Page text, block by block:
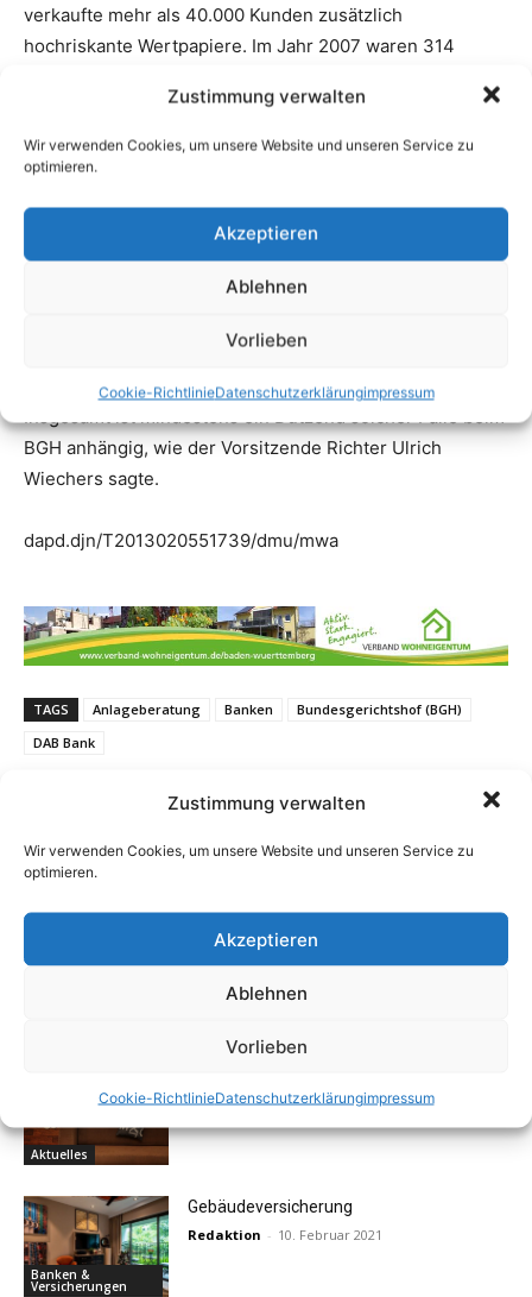
Zustimmung verwalten
Wir verwenden Cookies, um unsere Website und unseren Service zu
optimieren.
Akzeptieren
Ablehnen
Vorlieben
Cookie-RichtlinieDatenschutzerklärungimpressum